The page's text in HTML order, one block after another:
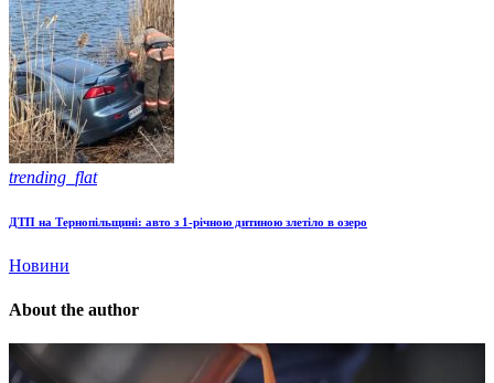
trending_flat
ДТП на Тернопільщині: авто з 1-річною дитиною злетіло в озеро
Новини
About the author